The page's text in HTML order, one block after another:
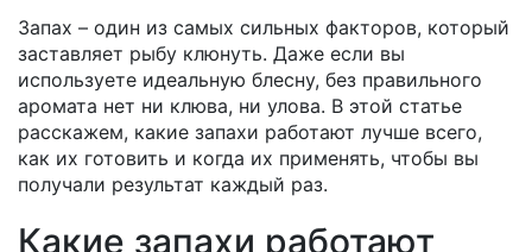
Запах – один из самых сильных факторов, который
заставляет рыбу клюнуть. Даже если вы
используете идеальную блесну, без правильного
аромата нет ни клюва, ни улова. В этой статье
расскажем, какие запахи работают лучше всего,
как их готовить и когда их применять, чтобы вы
получали результат каждый раз.
Какие запахи работают